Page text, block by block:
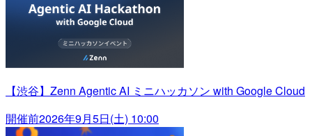
【渋谷】Zenn Agentic AI ミニハッカソン with Google Cloud
開催前2026年9月5日(土) 10:00